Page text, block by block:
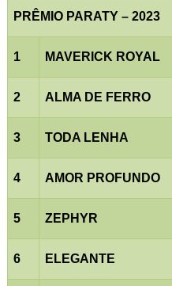
PRÊMIO PARATY – 2023
1 MAVERICK ROYAL
2 ALMA DE FERRO
3 TODA LENHA
4 AMOR PROFUNDO
5 ZEPHYR
6 ELEGANTE